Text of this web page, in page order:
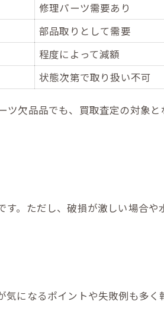
修理パーツ需要あり
部品取りとして需要
程度によって減額
状態次第で取り扱い不可
ツ欠品品でも、買取査定の対象
。ただし、破損が激しい場合や
になるポイントや失敗例も多く